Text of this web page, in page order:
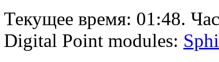
Текущее время: 01:48.
Digital Point modules: